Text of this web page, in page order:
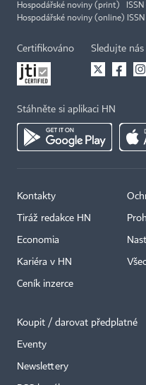
Hospodářské noviny (print) ISSN
Hospodářské noviny (online) ISSN
Certifikováno Sledujte nás
Stáhněte si aplikaci HN
Kontakty
Tiráž redakce HN
Economia
Kariéra v HN
Ceník inzerce
Koupit / darovat předplatné
Eventy
Newslettery